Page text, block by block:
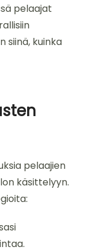
pelaajat
siinä, kuinka
pelaajien
käsittelyyn.